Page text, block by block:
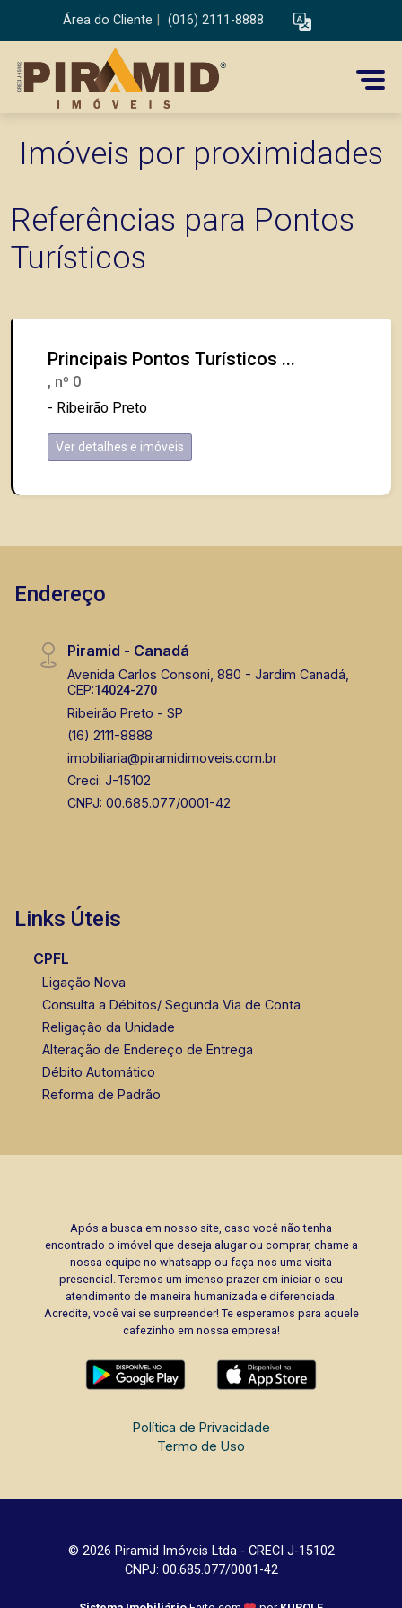
Área do Cliente (016) 2111-8888
Imóveis por proximidades
Referências para Pontos
Turísticos
Principais Pontos Turísticos ...
, nº 0
- Ribeirão Preto
Ver detalhes e imóveis
Endereço
Piramid - Canadá
Avenida Carlos Consoni, 880 - Jardim Canadá,
CEP:14024-270
Ribeirão Preto - SP
(16) 2111-8888
imobiliaria@piramidimoveis.com.br
Creci: J-15102
CNPJ: 00.685.077/0001-42
Links Úteis
CPFL
Ligação Nova
Consulta a Débitos/ Segunda Via de Conta
Religação da Unidade
Alteração de Endereço de Entrega
Débito Automático
Reforma de Padrão
Após a busca em nosso site, caso você não tenha
encontrado o imóvel que deseja alugar ou comprar, chame a
nossa equipe no whatsapp ou faça-nos uma visita
presencial. Teremos um imenso prazer em iniciar o seu
atendimento de maneira humanizada e diferenciada.
Acredite, você vai se surpreender! Te esperamos para aquele
cafezinho em nossa empresa!
Política de Privacidade
Termo de Uso
© 2026 Piramid Imóveis Ltda - CRECI J-15102
CNPJ: 00.685.077/0001-42